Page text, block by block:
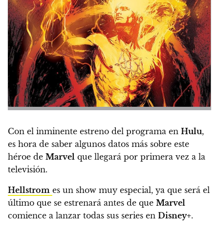
Con el inminente estreno del programa en Hulu,
es hora de saber algunos datos más sobre este
héroe de Marvel que llegará por primera vez a la
televisión.
Hellstrom es un show muy especial, ya que será el
último que se estrenará antes de que Marvel
comience a lanzar todas sus series en Disney+.